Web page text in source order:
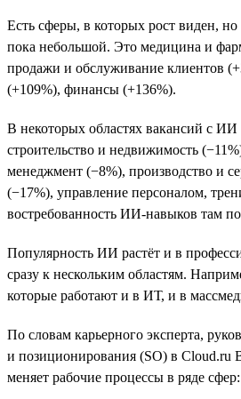
Есть сферы, в которых рост виден,
пока небольшой. Это медицина и
продажи и обслуживание клиентов
(+109%), финансы (+136%).
В некоторых областях вакансий с
строительство и недвижимость
менеджмент (−8%), производство и
(−17%), управление персоналом,
востребованность ИИ-навыков там
Популярность ИИ растёт и в
сразу к нескольким областям.
которые работают и в ИТ, и в
По словам карьерного эксперта,
и позиционирования (SO) в
меняет рабочие процессы в ряде сфер: